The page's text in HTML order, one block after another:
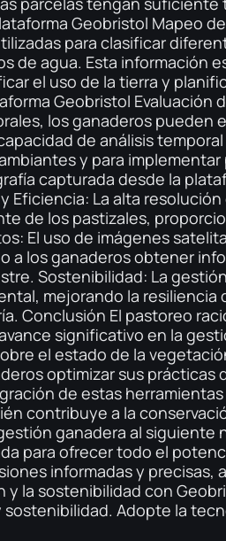
Geobristol Mapeo
para clasificar
de agua. Esta información
el uso de la tierra y
Geobristol Evaluación
los ganaderos pueden
de análisis
y para
capturada desde la
Eficiencia: La alta
de los pastizales,
El uso de imágenes
a los ganaderos obtener
Sostenibilidad: La
mejorando la resiliencia
Conclusión El pastoreo
significativo en la
el estado de la
optimizar sus prácticas
de estas
contribuye a la
ganadera al siguiente
para ofrecer todo el
informadas y precisas,
y la sostenibilidad con
Adopte la